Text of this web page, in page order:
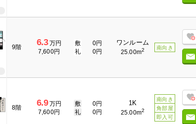
9階 6.3万円
7,600円
敷
0円
礼
0円
ワンルーム
25.00m2 南向き
8階 6.9万円
7,600円
敷
0円
礼
0円
1K
25.00m2
南向き
角部屋
即入可